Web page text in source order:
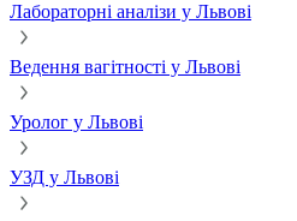
Лабораторні аналізи у Львові
Ведення вагітності у Львові
Уролог у Львові
УЗД у Львові